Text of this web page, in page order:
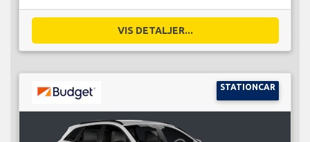
VIS DETALJER...
STATIONCAR